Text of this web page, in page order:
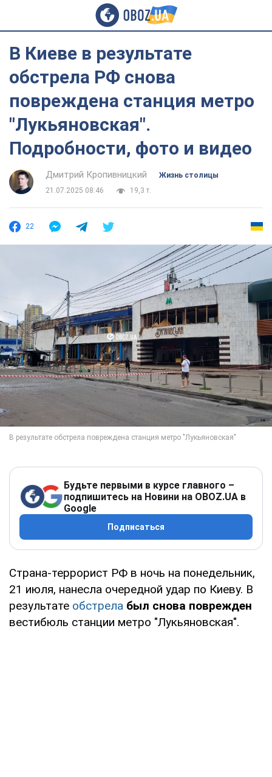
В Киеве в результате
обстрела РФ снова
повреждена станция метро
"Лукьяновская".
Подробности, фото и видео
Дмитрий Кропивницкий
Жизнь столицы
21.07.2025 08:46
19,3 т.
22
Будьте первыми в курсе главного –
подпишитесь на Новини на OBOZ.UA в
Google
Подписаться
Страна-террорист РФ в ночь на понедельник,
21 июля, нанесла очередной удар по Киеву. В
результате обстрела был снова поврежден
вестибюль станции метро "Лукьяновская".